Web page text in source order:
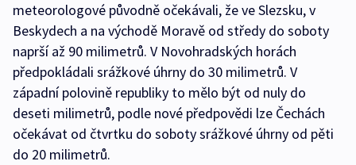
meteorologové původně očekávali, že ve Slezsku, v
Beskydech a na východě Moravě od středy do soboty
naprší až 90 milimetrů. V Novohradských horách
předpokládali srážkové úhrny do 30 milimetrů. V
západní polovině republiky to mělo být od nuly do
deseti milimetrů, podle nové předpovědi lze Čechách
očekávat od čtvrtku do soboty srážkové úhrny od pěti
do 20 milimetrů.